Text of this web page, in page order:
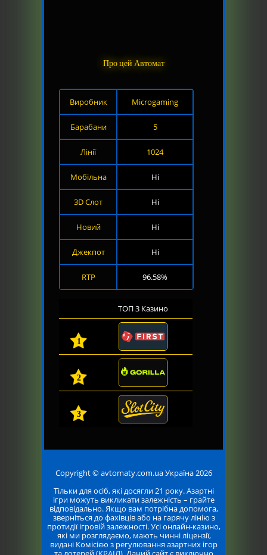
Про цей Автомат
Виробник Microgaming
Барабани 5
Лінії 1024
Мобільна Ні
3D Слот Ні
Новий Ні
Джекпот Ні
RTP 96.58%
ТОП 3 Казино
1
2
3
Copyright © avtomaty.com.ua Україна 2026
Тільки для осіб, які досягли 21 року. Азартні
ігри можуть викликати залежність – грайте
відповідально. Якщо вам потрібна допомога,
зверніться до фахівців або на гарячу лінію з
протидії ігровій залежності. Усі онлайн-казино,
які ми розглядаємо, мають чинні ліцензії,
видані Комісією з регулювання азартних ігор